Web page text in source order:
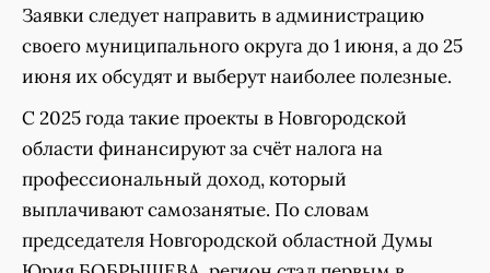
Заявки следует направить в администрацию
своего муниципального округа до 1 июня, а до 25
июня их обсудят и выберут наиболее полезные.
С 2025 года такие проекты в Новгородской
области финансируют за счёт налога на
профессиональный доход, который
выплачивают самозанятые. По словам
председателя Новгородской областной Думы